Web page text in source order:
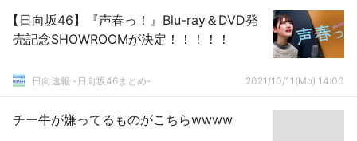
【日向坂46】『声春っ！』Blu-ray＆DVD発
売記念SHOWROOMが決定！！！！！
日向速報 -日向坂46まとめ- 2021/10/11(Mo) 14:00
チー牛が嫌ってるものがこちらwwww